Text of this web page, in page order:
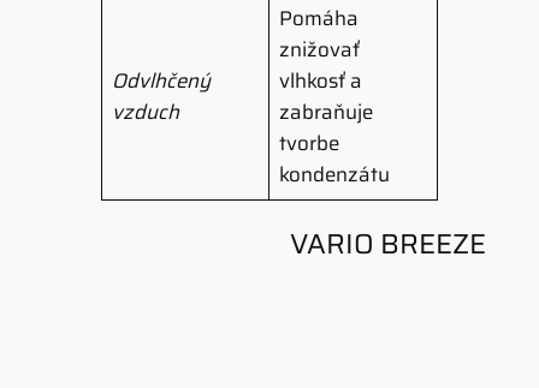
Odvlhčený
vzduch
Pomáha
znižovať
vlhkosť a
zabraňuje
tvorbe
kondenzátu
VARIO BREEZE